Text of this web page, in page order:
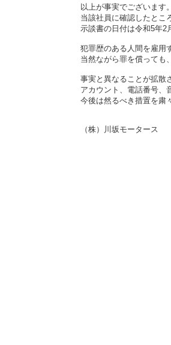
以上が事実でございます。
当該社員に確認したとこ
示談書の日付は令和5年2
犯罪歴のある人間を雇用
当然ながら罪を償っても
事実と異なることが拡散
アカウント、電話番号、
今後は然るべき措置を粛
（株）川坂モータース